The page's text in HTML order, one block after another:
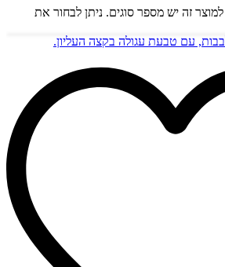
למוצר זה יש מספר סוגים. ניתן לבחור את